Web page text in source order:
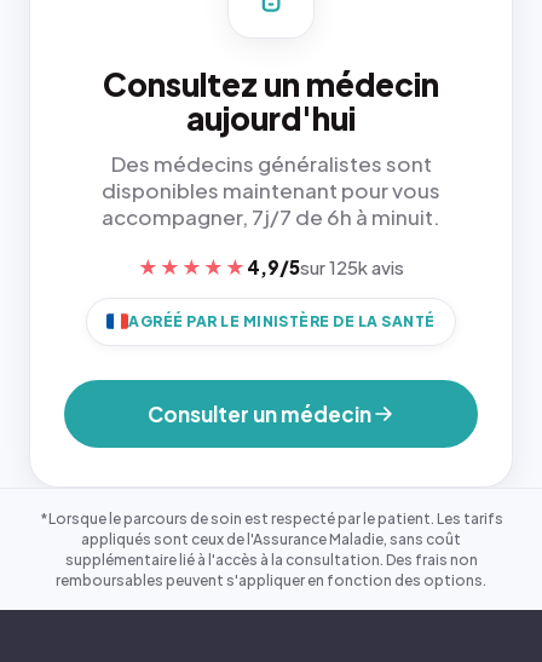
Consultez un médecin
aujourd'hui
Des médecins généralistes sont
disponibles maintenant pour vous
accompagner, 7j/7 de 6h à minuit.
★★★★★ 4,9/5sur 125k avis
AGRÉÉ PAR LE MINISTÈRE DE LA SANTÉ
Consulter un médecin
*Lorsque le parcours de soin est respecté par le patient. Les tarifs
appliqués sont ceux de l'Assurance Maladie, sans coût
supplémentaire lié à l'accès à la consultation. Des frais non
remboursables peuvent s'appliquer en fonction des options.